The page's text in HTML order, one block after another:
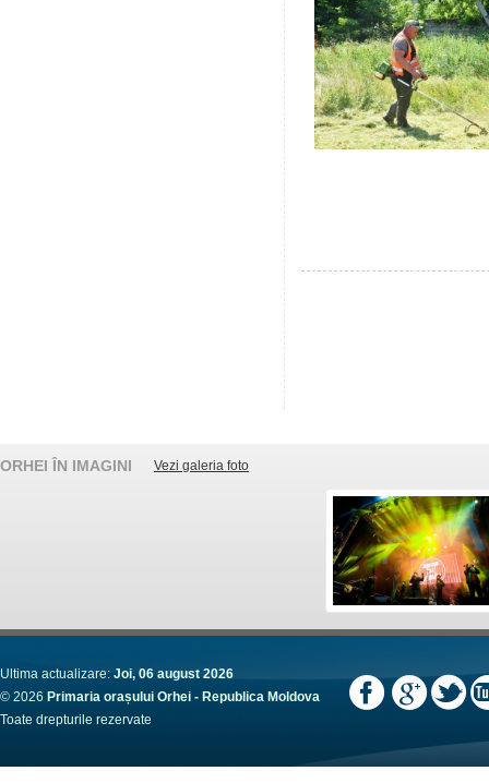
ORHEI ÎN IMAGINI Vezi galeria foto
Ultima actualizare: Joi, 06 august 2026
© 2026 Primaria orașului Orhei - Republica Moldova
Toate drepturile rezervate